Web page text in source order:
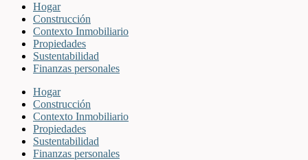
Hogar
Construcción
Contexto Inmobiliario
Propiedades
Sustentabilidad
Finanzas personales
Hogar
Construcción
Contexto Inmobiliario
Propiedades
Sustentabilidad
Finanzas personales